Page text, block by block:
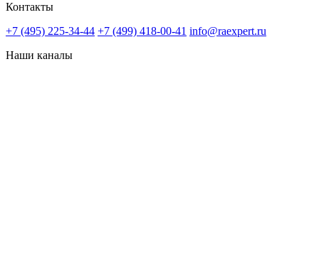
Контакты
+7 (495) 225-34-44 +7 (499) 418-00-41 info@raexpert.ru
Наши каналы